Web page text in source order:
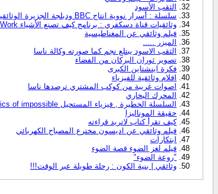
الثقب الأسود
سلسلة : أسرار نووية انتاج BBC ودبلجة الجزيرة الوثائقية
وثائقيات قناة دسكفري : برنامج كيف تصنع الأشياء How Stuff Work ؟
فيلم وثائقي عن المغناطيسية
الميزر .....
الثقب الاسود يبتلع نجم كما صورته وكالة ناسا
تصوير ثوران البركان من الفضاء
فكرة اينشتاين الكبرى
افلام وثائقية للفيزياء
اصوات غريبة من كوكب المشتري ترصدها ناسا
المحرك البخاري
السلسلة الخطيرة , فيزياء المستحيل Physics of impossible , الموسمين كاملين
حقيقة الموناليزا
كيف تقرأ كتاب لاتريد قراءته
فيلم وثائقي عن اديسون مخترع المصباح الكهربائي
ابتكارات
فيلم لغز الضوء قصة الضوء
"روعة الضوء"
وثائقي | بنية الكون : رحلة طويلة عبر الوقت!!!